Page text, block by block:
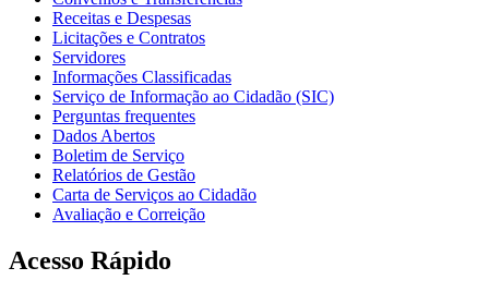
Receitas e Despesas
Licitações e Contratos
Servidores
Informações Classificadas
Serviço de Informação ao Cidadão (SIC)
Perguntas frequentes
Dados Abertos
Boletim de Serviço
Relatórios de Gestão
Carta de Serviços ao Cidadão
Avaliação e Correição
Acesso Rápido